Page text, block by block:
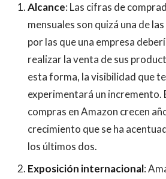
Alcance: Las cifras de
mensuales son quizá una de
por las que una empresa
realizar la venta de sus
esta forma, la visibilidad que
experimentará un incremento.
compras en Amazon crecen
crecimiento que se ha
los últimos dos.
Exposición internacional: